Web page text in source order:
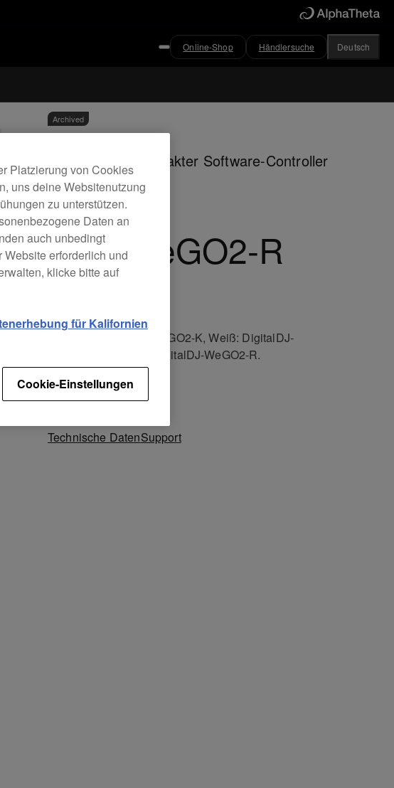
Online-Shop Händlersuche Deutsch
Archived
Multi-colour, kompakter Software-Controller
für DJs
DDJ-WeGO2-R
In 3 Farben erhältlich:
Schwarz: DigitalDJ-WeGO2-K, Weiß: DigitalDJ-
WeGO2-W und Rot: DigitalDJ-WeGO2-R.
Technische DatenSupport
Platzierung von Cookies
uns deine Websitenutzung
zu unterstützen.
Daten an
auch unbedingt
erforderlich und
klicke bitte auf
für Kalifornien
Cookie-Einstellungen